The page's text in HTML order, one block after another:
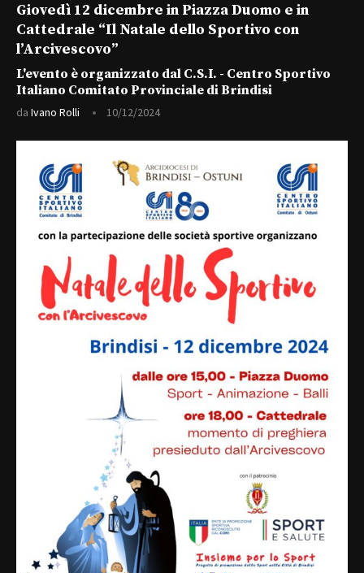
Giovedì 12 dicembre in Piazza Duomo e in
Cattedrale “Il Natale dello Sportivo con
l’Arcivescovo”
L'evento è organizzato dal C.S.I. - Centro Sportivo
Italiano Comitato Provinciale di Brindisi
da Ivano Rolli 10/12/2024